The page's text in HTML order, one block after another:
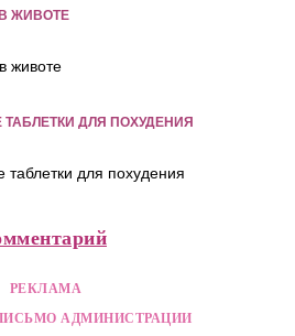
ЖИВОТЕ
ДЛЯ ПОХУДЕНИЯ
РЕКЛАМА
АДМИНИСТРАЦИИ